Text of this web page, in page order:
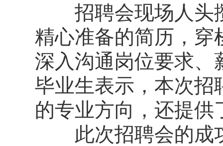
招聘会现场人头攒
精心准备的简历，穿
深入沟通岗位要求、
毕业生表示，本次招
的专业方向，还提
此次招聘会的成功